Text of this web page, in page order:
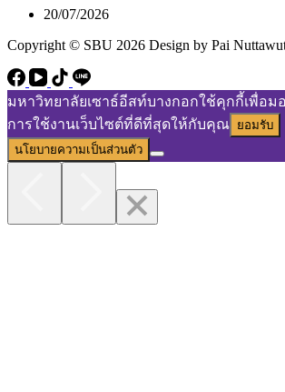
20/07/2026
Copyright © SBU 2026 Design by Pai
มหาวิทยาลัยเซาธ์อีสท์บางกอกใช้คุกกี้เพื่อ
การใช้งานเว็บไซต์ที่ดีที่สุดให้กับคุณ ยอมรับ
นโยบายความเป็นส่วนตัว